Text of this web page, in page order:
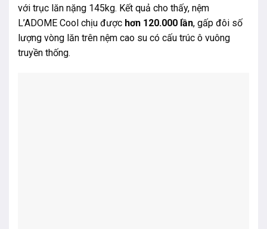
với trục lăn nặng 145kg. Kết quả cho thấy, nệm
L’ADOME Cool chịu được hơn 120.000 lần, gấp đôi số
lượng vòng lăn trên nệm cao su có cấu trúc ô vuông
truyền thống.